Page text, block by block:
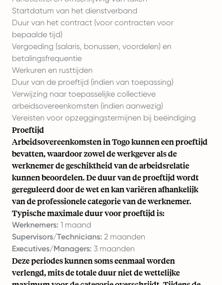
Startdatum van het dienstverband
Duur van het contract (voor contracten voor
bepaalde tijd)
Vergoeding (salaris, bonussen, voordelen) en
betalingsfrequentie
Werkuren en rusttijden
Duur van de proeftijd (indien van toepassing)
Verwijzing naar toepasselijke collectieve
arbeidsovereenkomsten (indien aanwezig)
Vereisten voor opzeggingstermijnen bij beëindiging
Proeftijd
Arbeidsovereenkomsten in Togo kunnen een proeftijd
bevatten, waardoor zowel de werkgever als de
werknemer de geschiktheid van de arbeidsrelatie
kunnen beoordelen. De duur van de proeftijd wordt
gereguleerd door de wet en kan variëren afhankelijk
van de professionele categorie van de werknemer.
Typische maximale duur voor proeftijd is:
Werknemers: 1 maand
Supervisors/Technicians: 2 maanden
Executives/Managers: 3 maanden
Deze periodes kunnen soms eenmaal worden
verlengd, mits de totale duur niet de wettelijke